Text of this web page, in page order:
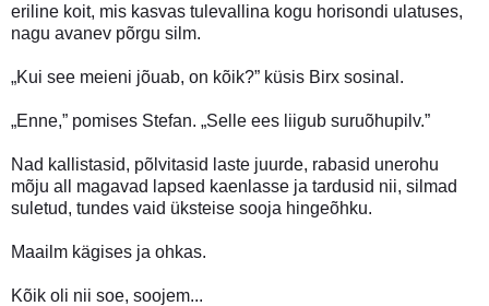
eriline koit, mis kasvas tulevallina kogu horisondi ulatuses,
nagu avanev põrgu silm.
„Kui see meieni jõuab, on kõik?” küsis Birx sosinal.
„Enne,” pomises Stefan. „Selle ees liigub suruõhupilv.”
Nad kallistasid, põlvitasid laste juurde, rabasid unerohu
mõju all magavad lapsed kaenlasse ja tardusid nii, silmad
suletud, tundes vaid üksteise sooja hingeõhku.
Maailm kägises ja ohkas.
Kõik oli nii soe, soojem...